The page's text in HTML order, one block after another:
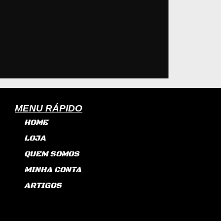
MENU RÁPIDO
HOME
LOJA
QUEM SOMOS
MINHA CONTA
ARTIGOS